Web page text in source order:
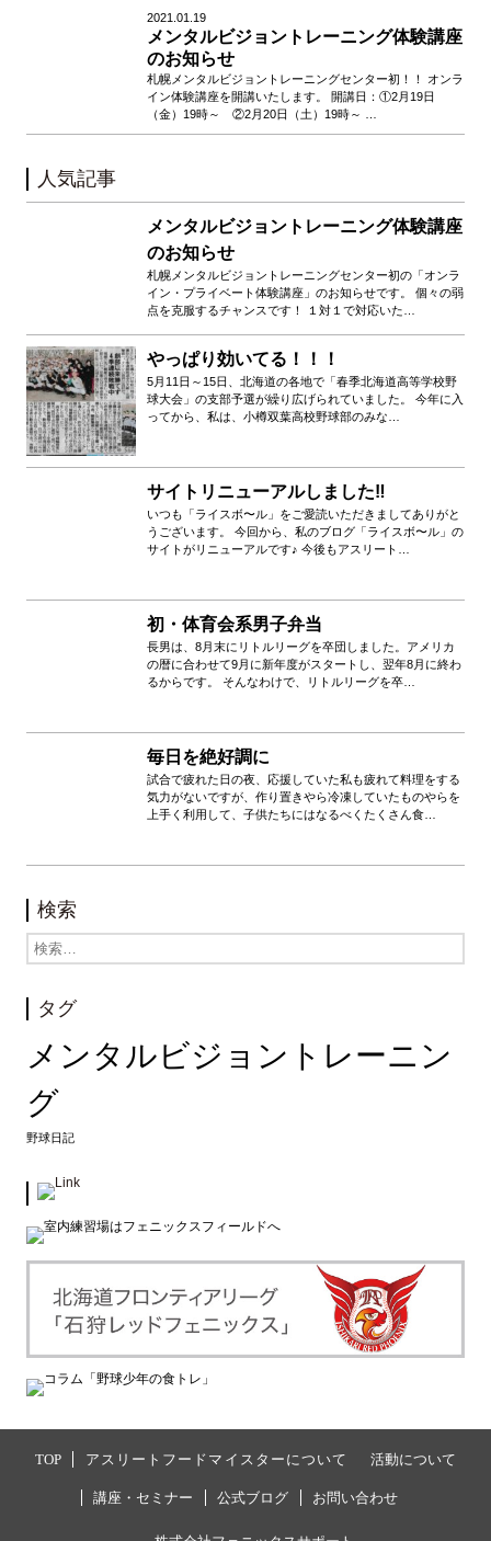
2021.01.19
メンタルビジョントレーニング体験講座
のお知らせ
札幌メンタルビジョントレーニングセンター初！！ オンラ
イン体験講座を開講いたします。 開講日：①2月19日
（金）19時～ ②2月20日（土）19時～ …
人気記事
メンタルビジョントレーニング体験講座
のお知らせ
札幌メンタルビジョントレーニングセンター初の「オンラ
イン・プライベート体験講座」のお知らせです。 個々の弱
点を克服するチャンスです！ １対１で対応いた…
やっぱり効いてる！！！
5月11日～15日、北海道の各地で「春季北海道高等学校野
球大会」の支部予選が繰り広げられていました。 今年に入
ってから、私は、小樽双葉高校野球部のみな…
サイトリニューアルしました‼️
いつも「ライスボ〜ル」をご愛読いただきましてありがと
うございます。 今回から、私のブログ「ライスボ〜ル」の
サイトがリニューアルです♪ 今後もアスリート…
初・体育会系男子弁当
長男は、8月末にリトルリーグを卒団しました。アメリカ
の暦に合わせて9月に新年度がスタートし、翌年8月に終わ
るからです。 そんなわけで、リトルリーグを卒…
毎日を絶好調に
試合で疲れた日の夜、応援していた私も疲れて料理をする
気力がないですが、作り置きやら冷凍していたものやらを
上手く利用して、子供たちにはなるべくたくさん食…
検索
タグ
メンタルビジョントレーニン
グ
野球日記
TOP アスリートフードマイスターについて 活動について
講座・セミナー 公式ブログ お問い合わせ